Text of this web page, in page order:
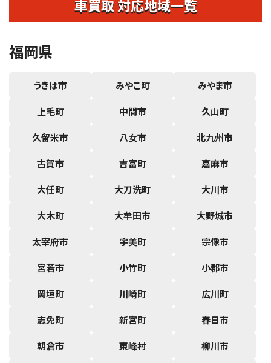
車買取 対応地域一覧
福岡県
うきは市 みやこ町 みやま市
上毛町 中間市 久山町
久留米市 八女市 北九州市
古賀市 吉富町 嘉麻市
大任町 大刀洗町 大川市
大木町 大牟田市 大野城市
太宰府市 宇美町 宗像市
宮若市 小竹町 小郡市
岡垣町 川崎町 広川町
志免町 新宮町 春日市
朝倉市 東峰村 柳川市